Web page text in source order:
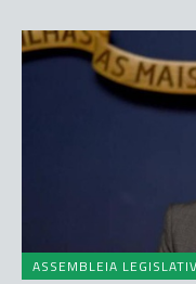
ASSEMBLEIA